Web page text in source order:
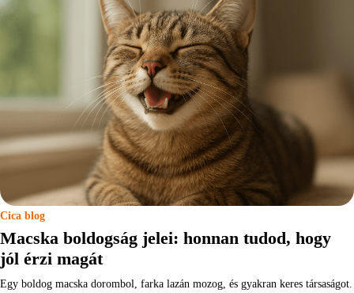
Cica blog
Macska boldogság jelei: honnan tudod, hogy
jól érzi magát
Egy boldog macska dorombol, farka lazán mozog, és gyakran keres társaságot.